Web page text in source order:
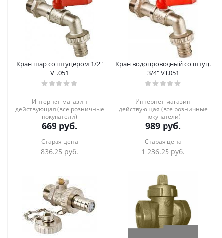
Кран шар со штуцером 1/2"
VT.051
Интернет-магазин
действующая (все розничные
покупатели)
669 руб.
Старая цена
836.25руб.
Кран водопроводный со штуц.
3/4" VT.051
Интернет-магазин
действующая (все розничные
покупатели)
989 руб.
Старая цена
1 236.25руб.